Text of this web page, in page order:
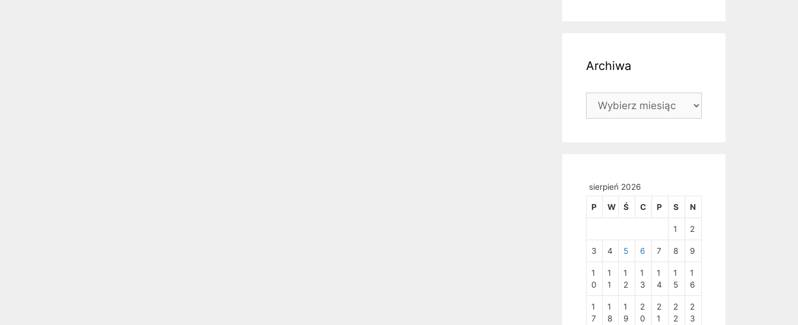
Archiwa
Archiwa
sierpień 2026
P W Ś C P S N
1 2
3 4 5 6 7 8 9
1
0
1
1
1
2
1
3
1
4
1
5
1
6
1
7
1
8
1
9
2
0
2
1
2
2
2
3